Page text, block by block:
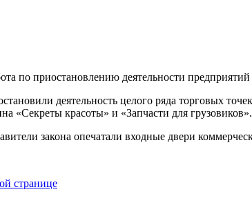
по приостановлению деятельности
деятельность целого ряда торговых
«Секреты красоты» и «Запчасти для грузовиков».
закона опечатали входные двери